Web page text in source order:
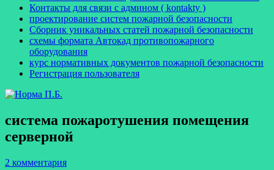
Контакты для связи с админом ( kontakty )
проектирование систем пожарной безопасности
Сборник уникальных статей пожарной безопасности
схемы формата Автокад противопожарного
оборудования
курс нормативных документов пожарной безопасности
Регистрация пользователя
система пожаротушения помещения
серверной
2 комментария